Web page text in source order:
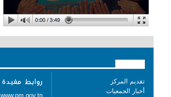
تقديم المركز
أخبار الجمعيات
www.pm.gov.tn